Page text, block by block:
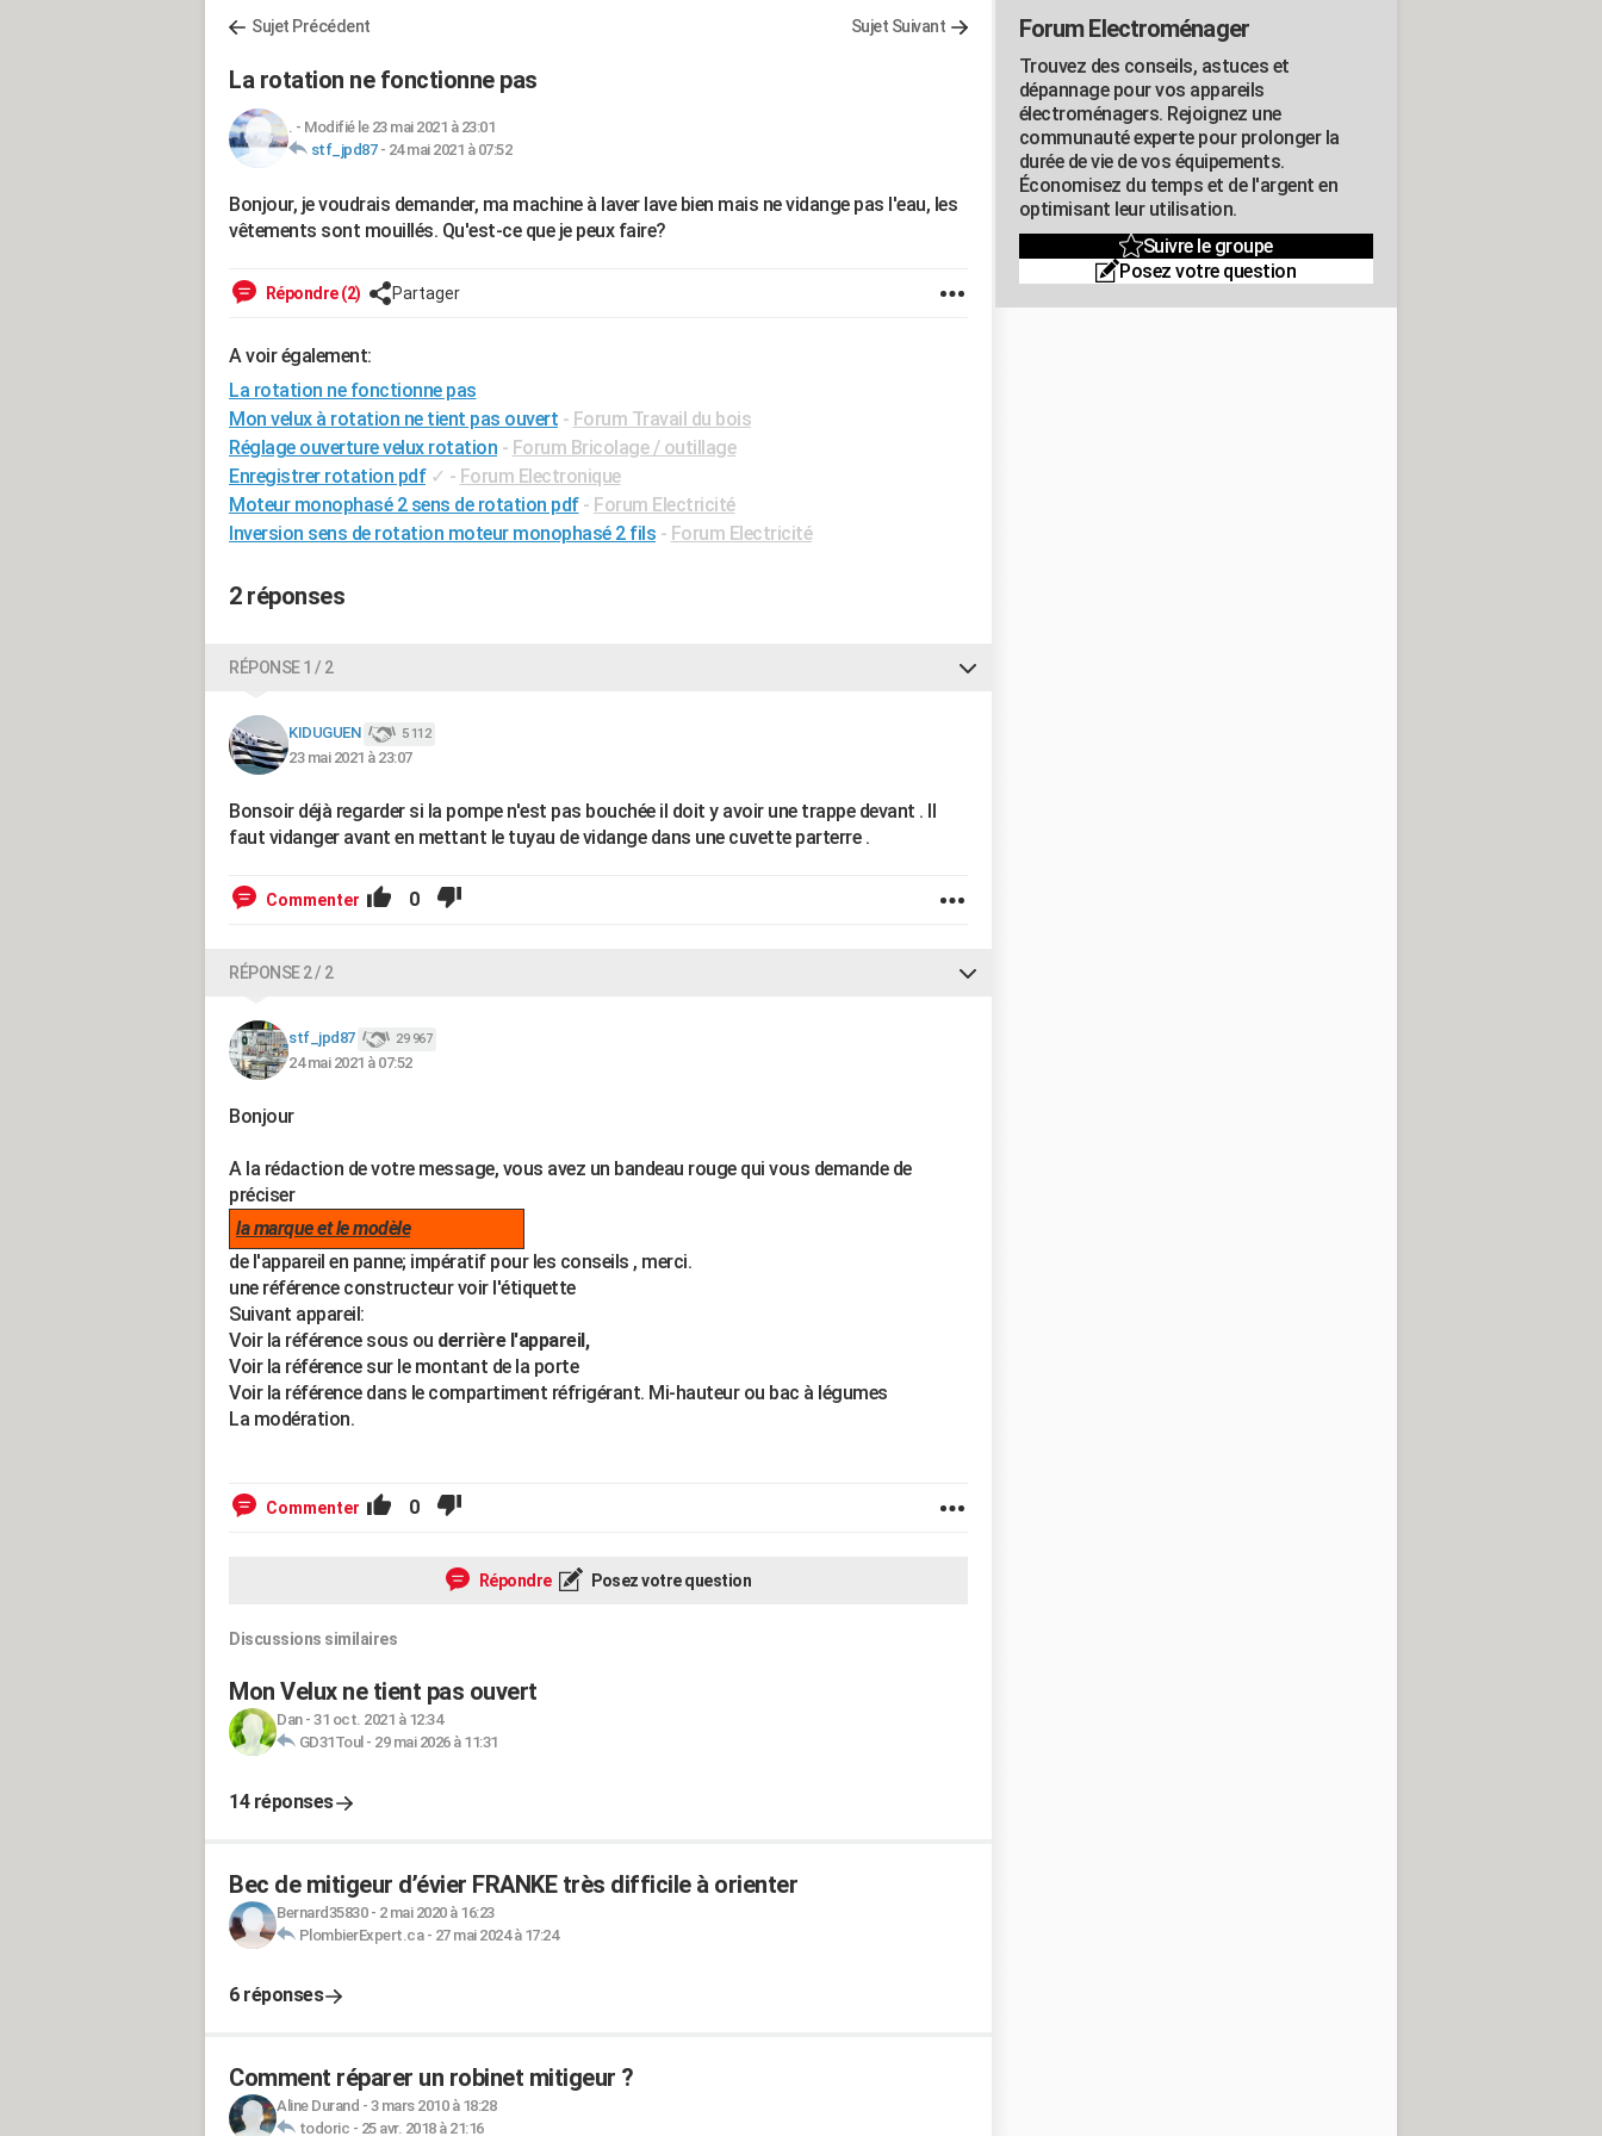
Sujet Précédent Sujet Suivant
La rotation ne fonctionne pas
. - Modifié le 23 mai 2021 à 23:01
stf_jpd87- 24 mai 2021 à 07:52
Bonjour, je voudrais demander, ma machine à laver lave bien mais ne vidange pas l'eau, les
vêtements sont mouillés. Qu'est-ce que je peux faire?
Répondre (2) Partager
A voir également:
La rotation ne fonctionne pas
Mon velux à rotation ne tient pas ouvert - Forum Travail du bois
Réglage ouverture velux rotation - Forum Bricolage / outillage
Enregistrer rotation pdf ✓ - Forum Electronique
Moteur monophasé 2 sens de rotation pdf - Forum Electricité
Inversion sens de rotation moteur monophasé 2 fils - Forum Electricité
2 réponses
RÉPONSE 1 / 2
KIDUGUEN 5 112
23 mai 2021 à 23:07
Bonsoir déjà regarder si la pompe n'est pas bouchée il doit y avoir une trappe devant . Il
faut vidanger avant en mettant le tuyau de vidange dans une cuvette parterre .
Commenter 0
RÉPONSE 2 / 2
stf_jpd87 29 967
24 mai 2021 à 07:52
Bonjour
A la rédaction de votre message, vous avez un bandeau rouge qui vous demande de
préciser
la marque et le modèle
de l'appareil en panne; impératif pour les conseils , merci.
une référence constructeur voir l'étiquette
Suivant appareil:
Voir la référence sous ou derrière l'appareil,
Voir la référence sur le montant de la porte
Voir la référence dans le compartiment réfrigérant. Mi-hauteur ou bac à légumes
La modération.
Commenter 0
Répondre Posez votre question
Discussions similaires
Mon Velux ne tient pas ouvert
Dan- 31 oct. 2021 à 12:34
GD31Toul - 29 mai 2026 à 11:31
14 réponses
Bec de mitigeur d’évier FRANKE très difficile à orienter
Bernard35830- 2 mai 2020 à 16:23
PlombierExpert.ca- 27 mai 2024 à 17:24
6 réponses
Comment réparer un robinet mitigeur ?
Aline Durand - 3 mars 2010 à 18:28
todoric - 25 avr. 2018 à 21:16
Forum Electroménager
Trouvez des conseils, astuces et
dépannage pour vos appareils
électroménagers. Rejoignez une
communauté experte pour prolonger la
durée de vie de vos équipements.
Économisez du temps et de l'argent en
optimisant leur utilisation.
Suivre le groupe
Posez votre question